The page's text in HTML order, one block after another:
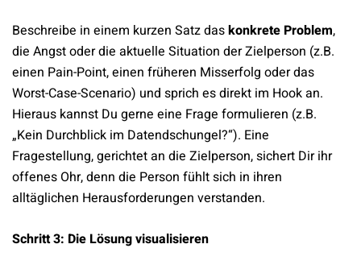
Beschreibe in einem kurzen Satz daskonkrete Problem,
die Angst oder die aktuelle Situation der Zielperson (z.B.
einen Pain-Point, einen früheren Misserfolg oder das
Worst-Case-Scenario) und sprich es direkt im Hook an.
Hieraus kannst Du gerne eine Frage formulieren (z.B.
„Kein Durchblick im Datendschungel?“). Eine
Fragestellung, gerichtet an die Zielperson, sichert Dir ihr
offenes Ohr, denn die Person fühlt sich in ihren
alltäglichen Herausforderungen verstanden.
Schritt 3: Die Lösung visualisieren